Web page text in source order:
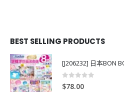
BEST SELLING PRODUCTS
0out of 5
$78.00